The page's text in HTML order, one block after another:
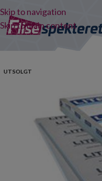
Skip to navigation
Skip to main content
UTSOLGT